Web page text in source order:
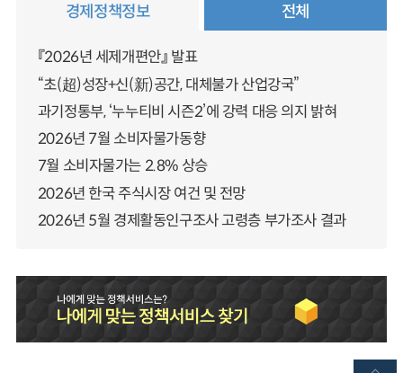
경제정책정보 전체
『2026년 세제개편안』 발표
“초(超)성장+신(新)공간, 대체불가 산업강국”
과기정통부, ‘누누티비 시즌2’에 강력 대응 의지 밝혀
2026년 7월 소비자물가동향
7월 소비자물가는 2.8% 상승
2026년 한국 주식시장 여건 및 전망
2026년 5월 경제활동인구조사 고령층 부가조사 결과